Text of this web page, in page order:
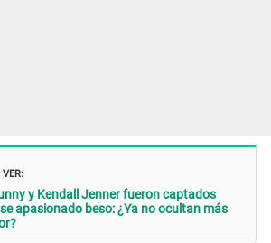
VER:
y Kendall Jenner fueron captados
apasionado beso: ¿Ya no ocultan más